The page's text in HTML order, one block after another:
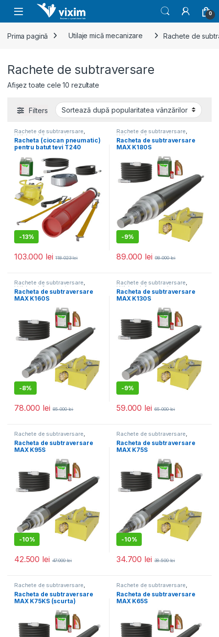
Skip to navigation
Skip to content
0
Prima pagină Utilaje mică mecanizare Rachete de
Rachete de subtraversare
Afișez toate cele 10 rezultateSortat după popularitate
Filters
Rachete de subtraversare,
Utilaje mică mecanizare
Racheta (ciocan pneumatic)
pentru batut tevi T240
-13%
103.000 lei 118.023lei
Rachete de subtraversare,
Utilaje mică mecanizare
Racheta de subtraversare
MAX K180S
-9%
89.000 lei 98.000lei
Rachete de subtraversare,
Utilaje mică mecanizare
Racheta de subtraversare
MAX K160S
-8%
78.000 lei 85.000lei
Rachete de subtraversare,
Utilaje mică mecanizare
Racheta de subtraversare
MAX K130S
-9%
59.000 lei 65.000lei
Rachete de subtraversare,
Utilaje mică mecanizare
Racheta de subtraversare
MAX K95S
-10%
42.500 lei 47.000lei
Rachete de subtraversare,
Utilaje mică mecanizare
Racheta de subtraversare
MAX K75S
-10%
34.700 lei 38.500lei
Rachete de subtraversare
Utilaje mică mecanizare
Racheta de subtraversare
MAX K75KS (scurta)
Rachete de subtraversare
Utilaje mică mecanizare
Racheta de subtraversare
MAX K65S